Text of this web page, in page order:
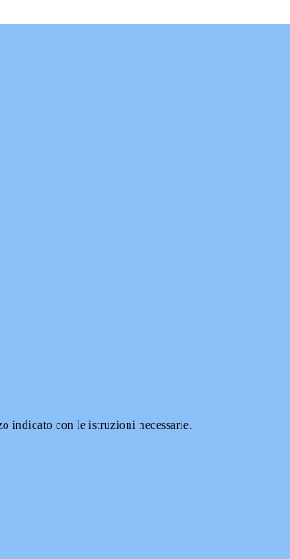
indicato con le istruzioni necessarie.